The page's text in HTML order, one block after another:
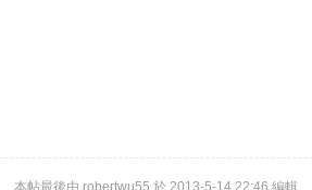
本帖最後由 robertwu55 於 2013-5-14 22:46 編輯